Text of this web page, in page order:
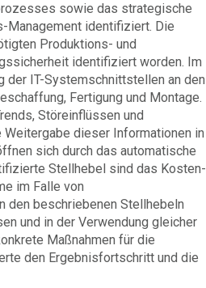
sowie das strategische
Management identifiziert. Die
Produktions- und
identifiziert worden. Im
der IT-Systemschnittstellen an den
Fertigung und Montage.
Störeinflüssen und
dieser Informationen in
sich durch das automatische
Stellhebel sind das Kosten-
im Falle von
den beschriebenen Stellhebeln
und in der Verwendung gleicher
Maßnahmen für die
den Ergebnisfortschritt und die